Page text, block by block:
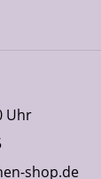
Uhr
shop.de